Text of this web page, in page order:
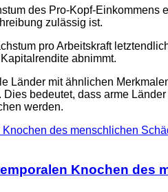
des Pro-Kopf-
zulässig ist.
pro Arbeitskraft
abnimmt.
Länder mit ähnlichen
bedeutet, dass arme
werden.
Knochen des